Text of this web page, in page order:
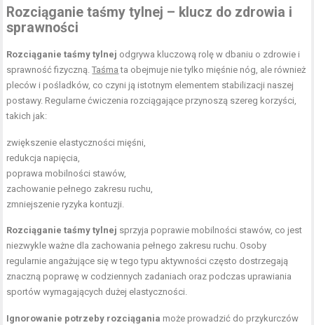
Rozciąganie taśmy tylnej – klucz do zdrowia i
sprawności
Rozciąganie taśmy tylnej odgrywa kluczową rolę w dbaniu o zdrowie i
sprawność fizyczną.Taśma ta obejmuje nie tylko mięśnie nóg, ale również
pleców i pośladków, co czyni ją istotnym elementem stabilizacji naszej
postawy. Regularne ćwiczenia rozciągające przynoszą szereg korzyści,
takich jak:
zwiększenie elastyczności mięśni,
redukcja napięcia,
poprawa mobilności stawów,
zachowanie pełnego zakresu ruchu,
zmniejszenie ryzyka kontuzji.
Rozciąganie taśmy tylnej sprzyja poprawie mobilności stawów, co jest
niezwykle ważne dla zachowania pełnego zakresu ruchu. Osoby
regularnie angażujące się w tego typu aktywności często dostrzegają
znaczną poprawę w codziennych zadaniach oraz podczas uprawiania
sportów wymagających dużej elastyczności.
Ignorowanie potrzeby rozciągania może prowadzić do przykurczów